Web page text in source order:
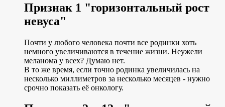
Признак 1 "горизонтальный рост
невуса"
Почти у любого человека почти все родинки хоть
немного увеличиваются в течение жизни. Неужели
меланома у всех? Думаю нет.
В то же время, если точно родинка увеличилась на
несколько миллиметров за несколько месяцев - нужно
срочно показать её онкологу.